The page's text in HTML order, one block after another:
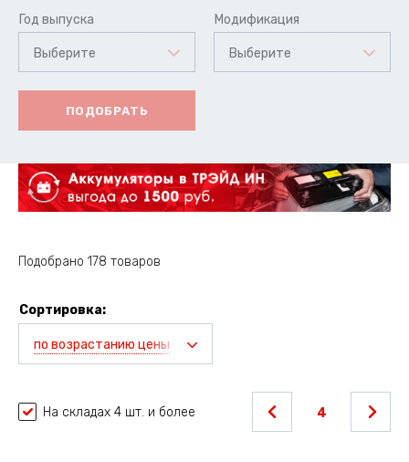
Год выпуска
Выберите
Модификация
Выберите
ПОДОБРАТЬ
Подобрано 178 товаров
Сортировка:
по возрастанию цены
На складах 4 шт. и более 4